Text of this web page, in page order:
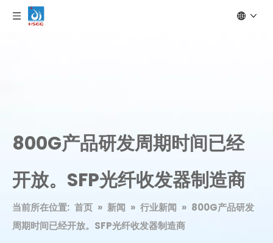
800G产品研发周期时间已经
开放。SFP光纤收发器制造商
当前所在位置: 首页 » 新闻 » 行业新闻 » 800G产品研发
周期时间已经开放。SFP光纤收发器制造商